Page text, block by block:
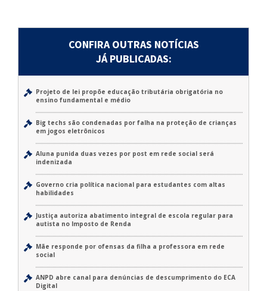
CONFIRA OUTRAS NOTÍCIAS
JÁ PUBLICADAS:
Projeto de lei propõe educação tributária obrigatória no
ensino fundamental e médio
Big techs são condenadas por falha na proteção de crianças
em jogos eletrônicos
Aluna punida duas vezes por post em rede social será
indenizada
Governo cria política nacional para estudantes com altas
habilidades
Justiça autoriza abatimento integral de escola regular para
autista no Imposto de Renda
Mãe responde por ofensas da filha a professora em rede
social
ANPD abre canal para denúncias de descumprimento do ECA
Digital